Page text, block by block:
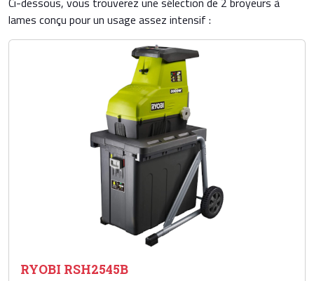
lames conçu pour un usage assez intensif :
RYOBI RSH2545B